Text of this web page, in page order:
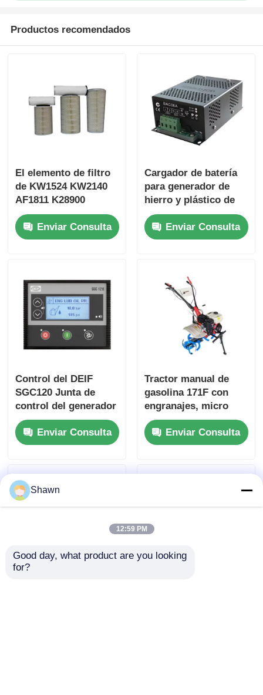
Productos recomendados
El elemento de filtro
de KW1524 KW2140
AF1811 K28900
Enviar Consulta
Cargador de batería
para generador de
hierro y plástico de
50 Hz/60 Hz para
generador de reserva
Enviar Consulta
Control del DEIF
SGC120 Junta de
control del generador
diesel inteligente
Enviar Consulta
Tractor manual de
gasolina 171F con
engranajes, micro
rotatorio y de mano
Enviar Consulta
Shawn
12:59 PM
Good day, what product are you looking
for?